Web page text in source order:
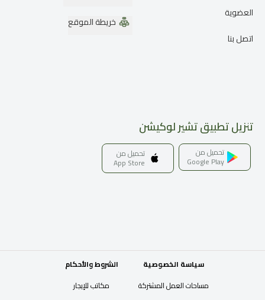
العضوية
اتصل بنا
خريطة الموقع
تنزيل تطبيق تشير لوكيشن
تحميل من
Google Play
تحميل من
App Store
سياسة الخصوصية
الشروط والأحكام
مساحات العمل المشتركة
مكاتب للإيجار